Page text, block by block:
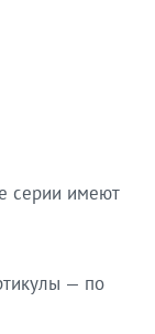
серии имеют
— по